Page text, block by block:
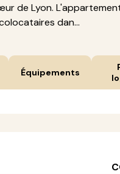
de Lyon.
dan...
Équipements